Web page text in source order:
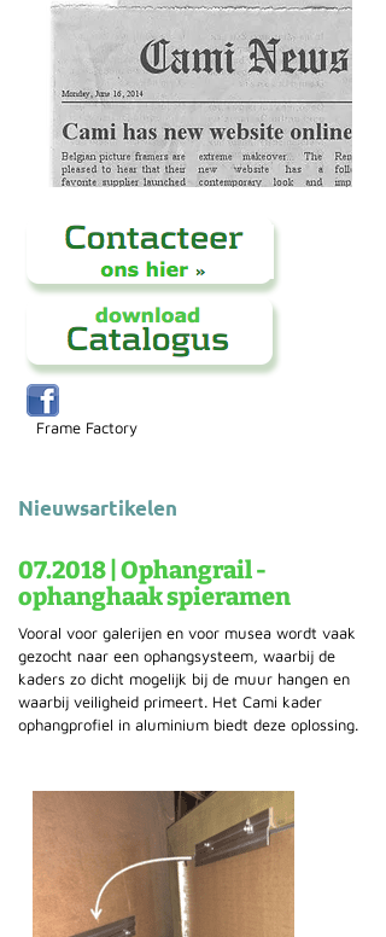
Frame Factory
Nieuwsartikelen
07.2018 | Ophangrail -
ophanghaak spieramen
Vooral voor galerijen en voor musea wordt vaak
gezocht naar een ophangsysteem, waarbij de
kaders zo dicht mogelijk bij de muur hangen en
waarbij veiligheid primeert. Het Cami kader
ophangprofiel in aluminium biedt deze oplossing.